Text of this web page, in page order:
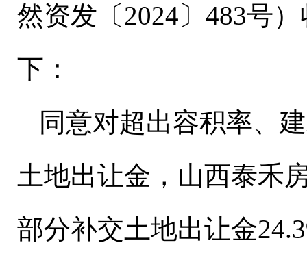
然资发〔2024〕483号
下：
同意对超出容积率、
土地出让金，山西泰禾
部分补交土地出让金